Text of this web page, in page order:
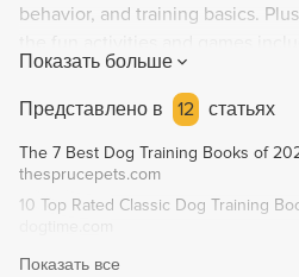
behavior, and training basics.
happy and healthy. A must-have
library!"
Показать больше
Представлено в
12 статьях
The 7 Best Dog Training Books of
thesprucepets.com
10 Top Rated Classic Dog Training
Показать все